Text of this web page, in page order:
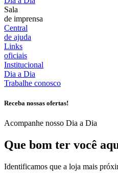
Sala
de imprensa
Central
de ajuda
Links
oficiais
Institucional
Dia a Dia
Trabalhe conosco
Receba nossas ofertas!
Acompanhe nosso Dia a Dia
Que bom ter você
Identificamos que a loja mais